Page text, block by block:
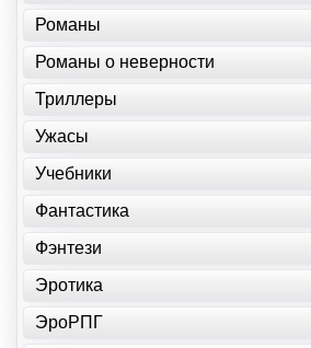
Романы
Романы о неверности
Триллеры
Ужасы
Учебники
Фантастика
Фэнтези
Эротика
ЭроРПГ